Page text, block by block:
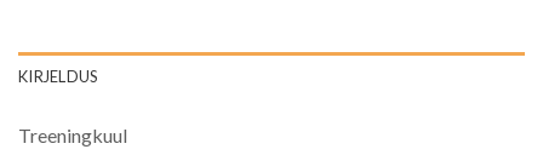
KIRJELDUS
Treeningkuul